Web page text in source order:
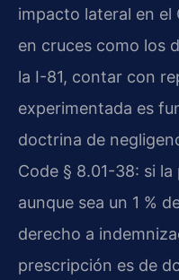
impacto lateral en el
en cruces como los
la I-81, contar con
experimentada es
doctrina de
Code § 8.01-38: si
aunque sea un 1 %
derecho a
prescripción es de